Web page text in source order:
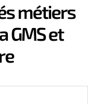
métiers
GMS et